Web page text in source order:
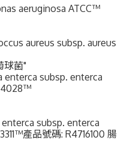
aeruginosa ATCC™
aureus subsp. aureus
球菌"
subsp. enterca
subsp. enterca
產品號碼: R4716100 腸